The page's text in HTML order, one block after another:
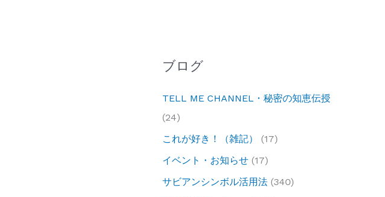
ブログ
TELL ME CHANNEL・秘密の知恵伝授
(24)
これが好き！（雑記）
(17)
イベント・お知らせ (17)
サビアンシンボル活用法 (340)